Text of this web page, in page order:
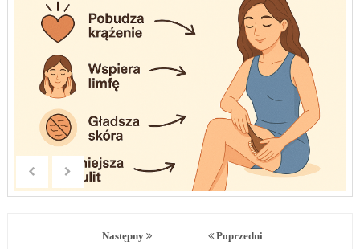
Następny
Poprzedni